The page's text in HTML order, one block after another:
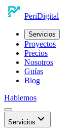
PeriDigital
Servicios
Proyectos
Precios
Nosotros
Guías
Blog
Hablemos
Servicios